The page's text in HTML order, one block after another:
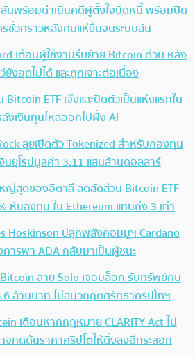
ลั่นพร้อมดำเนินคดีผู้ตั้งใจบิดหนี้ พร้อมปิด
ชั่วคราวหลังคนแห่ยื่นจนระบบล้น
เตือนผู้ใช้งานรีบย้าย Bitcoin ด่วน หลัง
ยังอุดไม่ได้ และถูกเจาะต่อเนื่อง
ETF เจ๊งและปิดตัวเป็นแห่งแรกใน
งเงินทุนไหลออกไปฝั่ง AI
ลุยเปิดตัว Tokenized สำหรับกองทุน
นยุโรปมูลค่า 3.11 แสนล้านดอลลาร์
ญ่สุดของอิตาลี ลดสัดส่วน Bitcoin ETF
หันลงทุน ใน Ethereum แทนถึง 3 เท่า
Hoskinson ปลุกพลังคอมมูฯ Cardano
ารพา ADA กลับมาเป็นผู้ชนะ
สาย Solo เจอบล็อก รับทรัพย์คน
ล้านบาท ไม่สนวิกฤตศรัทธาคริปโทฯ
เตือนหากกฎหมาย CLARITY Act ไม่
จกดดันราคาคริปโตให้ดิ่งลงอีกระลอก